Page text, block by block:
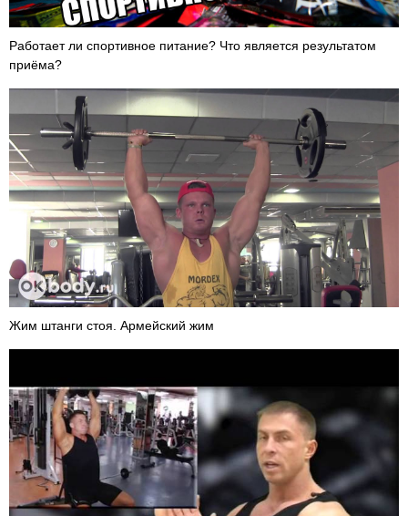
Работает ли спортивное питание? Что является результатом
приёма?
Жим штанги стоя. Армейский жим